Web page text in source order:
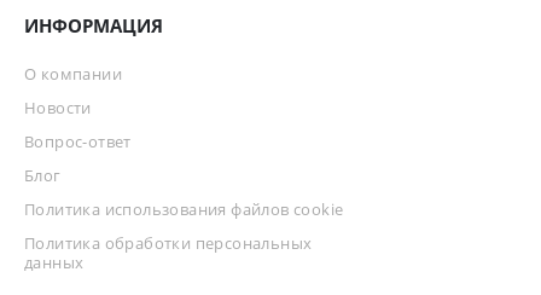
ИНФОРМАЦИЯ
О компании
Новости
Вопрос-ответ
Блог
Политика использования файлов cookie
Политика обработки персональных
данных